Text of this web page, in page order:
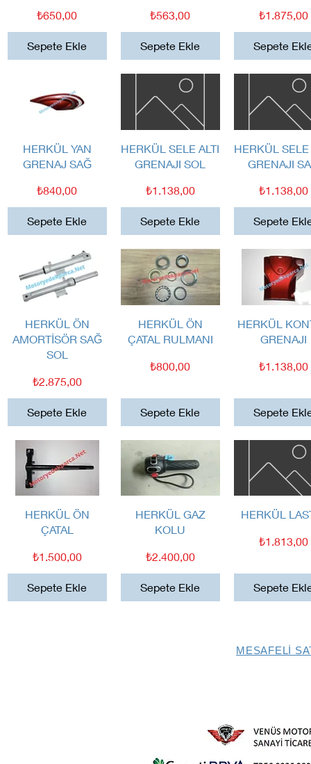
Fiyat
₺650,00
Sepete Ekle
Fiyat
₺563,00
Sepete Ekle
Fiyat
₺1.875,00
Sepete
Hızlı Bakış
HERKÜL YAN
GRENAJ SAĞ
Fiyat
₺840,00
Sepete Ekle
Hızlı Bakış
HERKÜL SELE ALTI
GRENAJI SOL
Fiyat
₺1.138,00
Sepete Ekle
Hızlı Bakış
HERKÜL SELE
GRENAJI
Fiyat
₺1.138,00
Sepete
Hızlı Bakış
HERKÜL ÖN
AMORTİSÖR SAĞ
SOL
Fiyat
₺2.875,00
Sepete Ekle
Hızlı Bakış
HERKÜL ÖN
ÇATAL RULMANI
Fiyat
₺800,00
Sepete Ekle
Hızlı Bakış
HERKÜL
GRENAJI
Fiyat
₺1.138,00
Sepete
Hızlı Bakış
HERKÜL ÖN
ÇATAL
Fiyat
₺1.500,00
Sepete Ekle
Hızlı Bakış
HERKÜL GAZ
KOLU
Fiyat
₺2.400,00
Sepete Ekle
Hızlı Bakış
HERKÜL
Fiyat
₺1.813,00
Sepete
MESAFELİ